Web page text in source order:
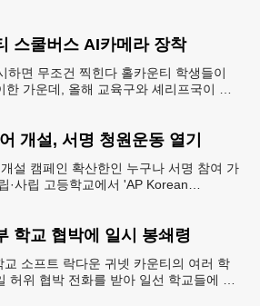
스쿨버스 AI카메라 장착
하면 무조건 찍힌다 홀카운티 학생들이
한 가운데, 올해 교육구와 셰리프국이 학
개설, 서명 청원운동 열기
설 캠페인 확산한인 누구나 서명 참여 가
·사립 고등학교에서 'AP Korean
학교 협박에 일시 봉쇄령
교 소프트 락다운 귀넷 카운티의 여러 학
허위 협박 전화를 받아 일선 학교들에 일